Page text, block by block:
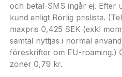
och betal-SMS ingår ej. Efter
kund enligt Rörlig prislista.
maxpris 0,425 SEK (exkl
samtal nyttjas i normal
föreskrifter om EU-roaming.)
zoner 0,79 kr.